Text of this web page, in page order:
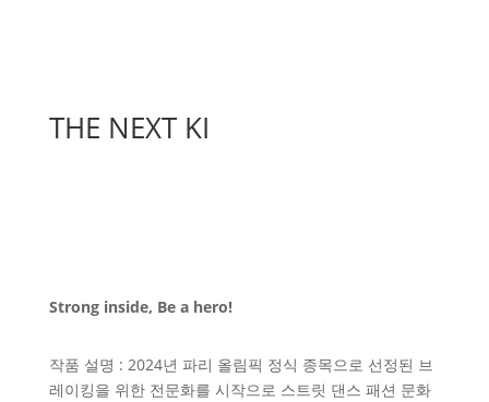
THE NEXT KI
Strong inside, Be a hero!
작품 설명 : 2024년 파리 올림픽 정식 종목으로 선정된 브
레이킹을 위한 전문화를 시작으로 스트릿 댄스 패션 문화